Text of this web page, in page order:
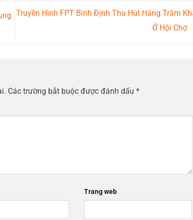
Truyền Hình FPT Bình Định Thu Hút Hàng Trăm
Ở Hội Chợ
Các trường bắt buộc được đánh dấu *
Trang web